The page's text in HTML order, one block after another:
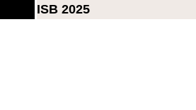
ISB 2025